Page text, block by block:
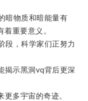
物质和暗能量有
重要意义。
，科学家们正努力
示黑洞vq背后更深
多宇宙的奇迹。